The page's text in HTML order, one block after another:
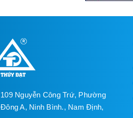
109 Nguyễn Công Trứ, Phường
Đông A, Ninh Bình., Nam Định,